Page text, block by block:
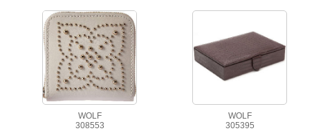
WOLF
308553
WOLF
305395